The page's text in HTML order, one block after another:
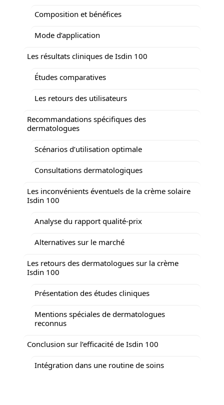
Composition et bénéfices
Mode d’application
Les résultats cliniques de Isdin 100
Études comparatives
Les retours des utilisateurs
Recommandations spécifiques des
dermatologues
Scénarios d’utilisation optimale
Consultations dermatologiques
Les inconvénients éventuels de la crème solaire
Isdin 100
Analyse du rapport qualité-prix
Alternatives sur le marché
Les retours des dermatologues sur la crème
Isdin 100
Présentation des études cliniques
Mentions spéciales de dermatologues
reconnus
Conclusion sur l’efficacité de Isdin 100
Intégration dans une routine de soins